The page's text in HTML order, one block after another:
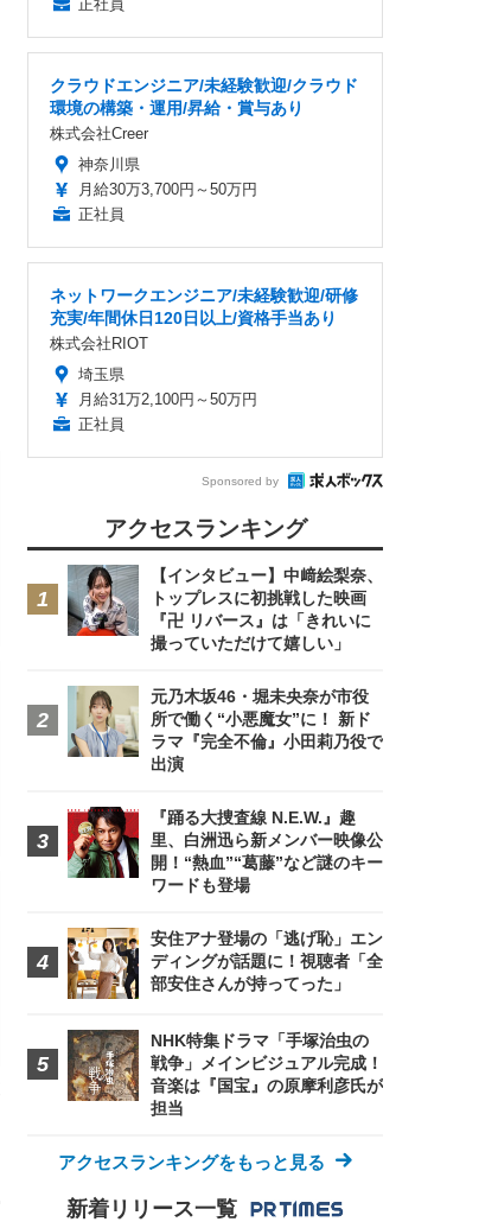
正社員
クラウドエンジニア/未経験歓迎/クラウド
環境の構築・運用/昇給・賞与あり
株式会社Creer
神奈川県
月給30万3,700円～50万円
正社員
ネットワークエンジニア/未経験歓迎/研修
充実/年間休日120日以上/資格手当あり
株式会社RIOT
埼玉県
月給31万2,100円～50万円
正社員
Sponsored by
アクセスランキング
【インタビュー】中﨑絵梨奈、
トップレスに初挑戦した映画
『卍 リバース』は「きれいに
撮っていただけて嬉しい」
元乃木坂46・堀未央奈が市役
所で働く“小悪魔女”に！ 新ド
ラマ『完全不倫』小田莉乃役で
出演
『踊る大捜査線 N.E.W.』趣
里、白洲迅ら新メンバー映像公
開！“熱血”“葛藤”など謎のキー
ワードも登場
安住アナ登場の「逃げ恥」エン
ディングが話題に！視聴者「全
部安住さんが持ってった」
NHK特集ドラマ「手塚治虫の
戦争」メインビジュアル完成！
音楽は『国宝』の原摩利彦氏が
担当
アクセスランキングをもっと見る
新着リリース一覧